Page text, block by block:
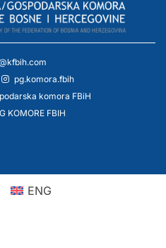
pg.komora.fbih
komora FBiH
KOMORE FBIH
ENG